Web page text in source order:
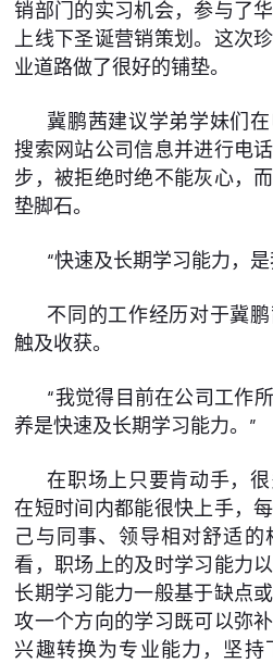
销部门的实习机会，参与了
上线下圣诞营销策划。这次
业道路做了很好的铺垫。
冀鹏茜建议学弟学妹们
搜索网站公司信息并进行电
步，被拒绝时绝不能灰心，
垫脚石。
“快速及长期学习能力，
不同的工作经历对于冀
触及收获。
“我觉得目前在公司工作
养是快速及长期学习能力。”
在职场上只要肯动手，
在短时间内都能很快上手，
己与同事、领导相对舒适
看，职场上的及时学习能力
长期学习能力一般基于缺点
攻一个方向的学习既可以弥
兴趣转换为专业能力，坚